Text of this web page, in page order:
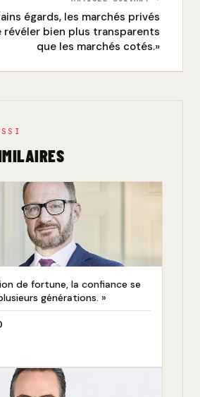
égards, les marchés privés
révéler bien plus transparents
que les marchés cotés.»
de fortune, la confiance se
générations. »